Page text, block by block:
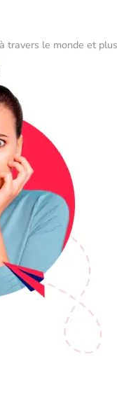
travers le monde et